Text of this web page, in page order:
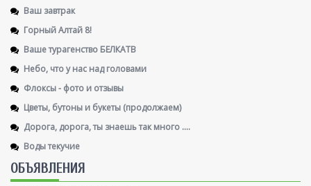
Ваш завтрак
Горный Алтай 8!
Ваше турагенство БЕЛКАТВ
Небо, что у нас над головами
Флоксы - фото и отзывы
Цветы, бутоны и букеты (продолжаем)
Дорога, дорога, ты знаешь так много ....
Воды текучие
ОБЪЯВЛЕНИЯ